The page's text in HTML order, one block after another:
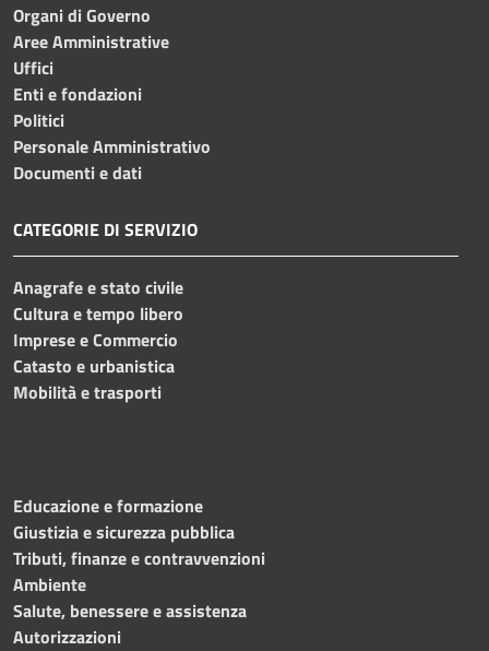
Organi di Governo
Aree Amministrative
Uffici
Enti e fondazioni
Politici
Personale Amministrativo
Documenti e dati
CATEGORIE DI SERVIZIO
Anagrafe e stato civile
Cultura e tempo libero
Imprese e Commercio
Catasto e urbanistica
Mobilità e trasporti
Educazione e formazione
Giustizia e sicurezza pubblica
Tributi, finanze e contravvenzioni
Ambiente
Salute, benessere e assistenza
Autorizzazioni